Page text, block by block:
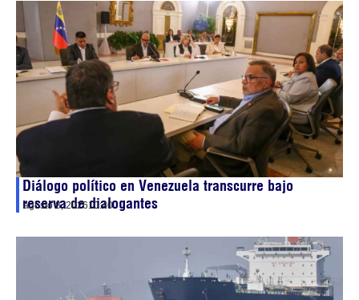
Diálogo político en Venezuela transcurre bajo
reserva de dialogantes
agosto 8, 202610:40